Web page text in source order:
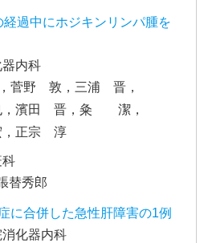
経過中にホジキンリンパ腫を
内科
菅野 敦，三浦 晋，
，濱田 晋，粂 潔，
，正宗 淳
替秀郎
に合併した急性肝障害の1例
化器内科